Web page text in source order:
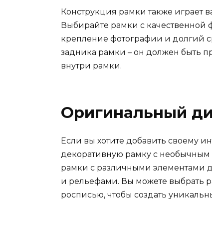
Конструкция рамки также играет
Выбирайте рамки с качественной
крепление фотографии и долгий
задника рамки – он должен быть
внутри рамки.
Оригинальный
Если вы хотите добавить своему
декоративную рамку с
рамки с различными элементами
и рельефами. Вы можете выбрать
росписью, чтобы создать